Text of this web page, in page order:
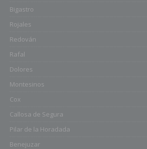
Bigastro
Rojales
Redován
Rafal
Dolores
Montesinos
Cox
Callosa de Segura
Pilar de la Horadada
Benejuzar